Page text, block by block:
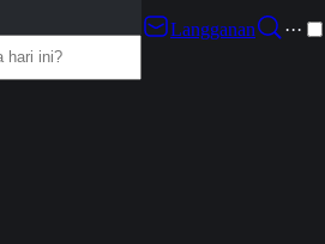
Langganan
···